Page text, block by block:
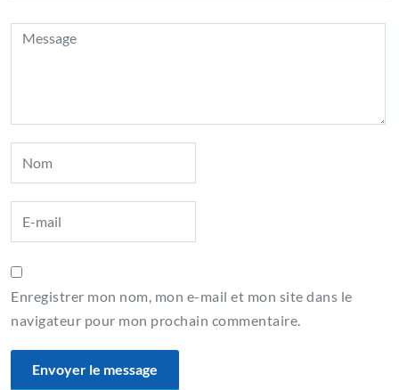
Enregistrer mon nom, mon e-mail et mon site dans le
navigateur pour mon prochain commentaire.